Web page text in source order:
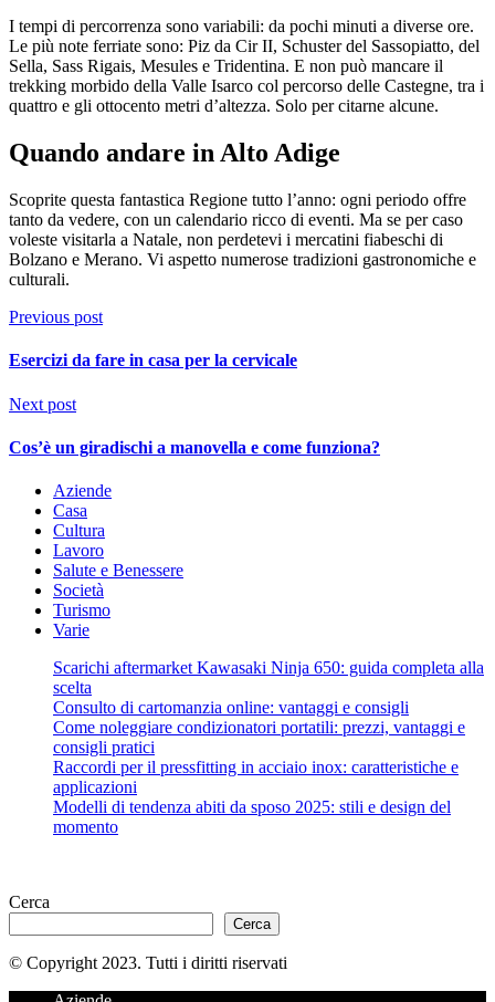
I tempi di percorrenza sono variabili: da pochi minuti a diverse ore.
Le più note ferriate sono: Piz da Cir II, Schuster del Sassopiatto, del
Sella, Sass Rigais, Mesules e Tridentina. E non può mancare il
trekking morbido della Valle Isarco col percorso delle Castegne, tra i
quattro e gli ottocento metri d’altezza. Solo per citarne alcune.
Quando andare in Alto Adige
Scoprite questa fantastica Regione tutto l’anno: ogni periodo offre
tanto da vedere, con un calendario ricco di eventi. Ma se per caso
voleste visitarla a Natale, non perdetevi i mercatini fiabeschi di
Bolzano e Merano. Vi aspetto numerose tradizioni gastronomiche e
culturali.
Previous post
Esercizi da fare in casa per la cervicale
Next post
Cos’è un giradischi a manovella e come funziona?
Aziende
Casa
Cultura
Lavoro
Salute e Benessere
Società
Turismo
Varie
Scarichi aftermarket Kawasaki Ninja 650: guida completa alla
scelta
Consulto di cartomanzia online: vantaggi e consigli
Come noleggiare condizionatori portatili: prezzi, vantaggi e
consigli pratici
Raccordi per il pressfitting in acciaio inox: caratteristiche e
applicazioni
Modelli di tendenza abiti da sposo 2025: stili e design del
momento
Cerca
Cerca
© Copyright 2023. Tutti i diritti riservati